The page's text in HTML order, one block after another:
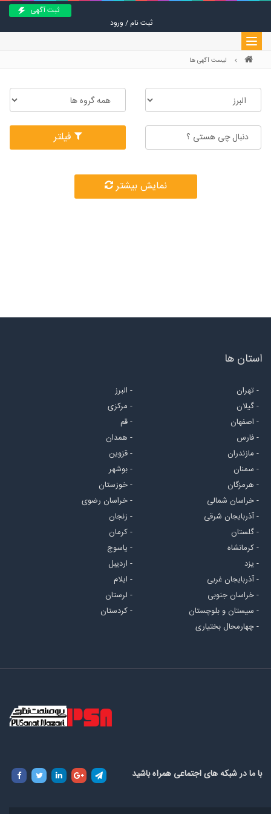
ثبت آگهی
ثبت نام / ورود
Toggle
navigation
لیست آگهی ها
فیلتر
نمایش بیشتر
استان ها
- تهران
- البرز
- گیلان
- مرکزی
- اصفهان
- قم
- فارس
- همدان
- مازندران
- قزوین
- سمنان
- بوشهر
- هرمزگان
- خوزستان
- خراسان شمالی
- خراسان رضوی
- آذربایجان شرقی
- زنجان
- گلستان
- کرمان
- کرمانشاه
- یاسوج
- یزد
- اردیبل
- آذربایجان غربی
- ایلام
- خراسان جنوبی
- لرستان
- سیستان و بلوچستان
- کردستان
- چهارمحال بختیاری
با ما در شبکه های اجتماعی همراه باشید